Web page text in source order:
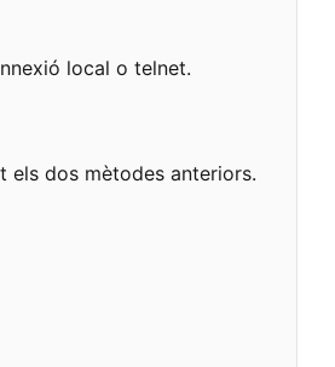
local o telnet.
els dos mètodes anteriors.